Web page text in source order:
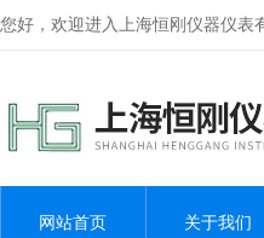
您好，欢迎进入上海恒刚仪器仪表
网站首页 关于我们